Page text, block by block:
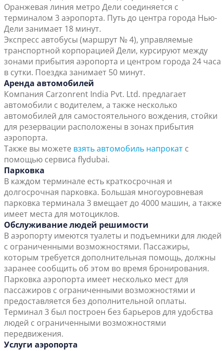
Оранжевая линия метро Дели соединяется с
терминалом 3 аэропорта. Путь до центра города Нью-
Дели занимает 18 минут.
Экспресс автобусы (маршрут № 4), управляемые
транспортной корпорацией Дели, курсируют между
зонами прибытия аэропорта и центром города 24 часа
в сутки. Поездка занимает 50 минут.
Аренда автомобилей
Компания Carzonrent India Pvt. Ltd. предлагает
автомобили с водителем, а также несколько
автомобилей для самостоятельного вождения, стойки
для резервации расположены в зонах прибытия
аэропорта.
Также вы можете взять автомобиль напрокат с
помощью сервиса flydubai.
Парковка
В каждом терминале есть краткосрочная и
долгосрочная парковка. Большая многоуровневая
парковка терминала 3 вмещает до 4000 машин, а также
имеет места для мотоциклов.
Обслуживание людей решимости
В аэропорту имеются туалеты и подъемники для людей
с ограниченными возможностями. Пассажиры,
которым требуется дополнительная помощь, должны
заранее сообщить об этом во время бронирования.
Парковка аэропорта имеет несколько мест для
пассажиров с ограниченными возможностями и
предоставляется без дополнительной оплаты.
Терминал 3 был построен без барьеров для удобства
людей с ограниченными возможностями
передвижения.
Услуги аэропорта